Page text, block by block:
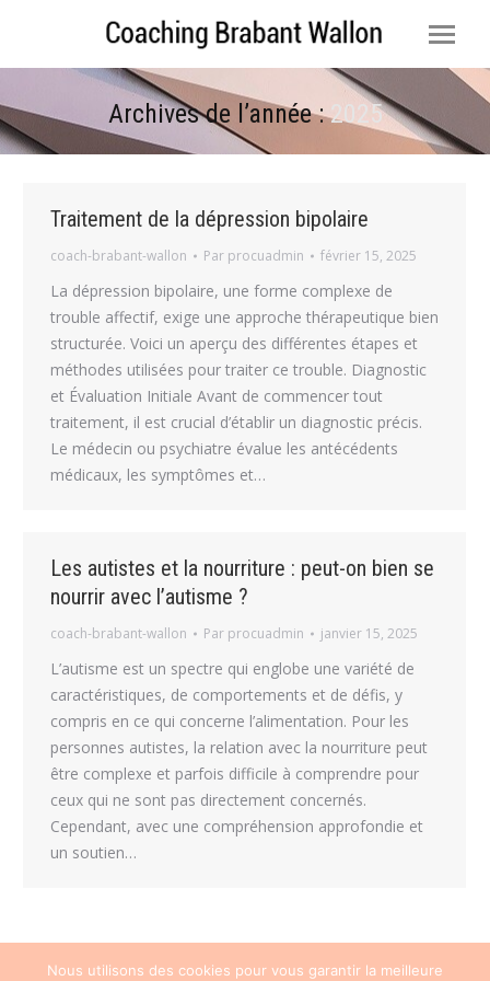
Archives de l’année :2025
Vous êtes ici :
Traitement de la dépression bipolaire
coach-brabant-wallon Par procuadmin février 15, 2025
La dépression bipolaire, une forme complexe de
trouble affectif, exige une approche thérapeutique bien
structurée. Voici un aperçu des différentes étapes et
méthodes utilisées pour traiter ce trouble. Diagnostic
et Évaluation Initiale Avant de commencer tout
traitement, il est crucial d’établir un diagnostic précis.
Le médecin ou psychiatre évalue les antécédents
médicaux, les symptômes et…
Les autistes et la nourriture : peut-on bien se
nourrir avec l’autisme ?
coach-brabant-wallon Par procuadmin janvier 15, 2025
L’autisme est un spectre qui englobe une variété de
caractéristiques, de comportements et de défis, y
compris en ce qui concerne l’alimentation. Pour les
personnes autistes, la relation avec la nourriture peut
être complexe et parfois difficile à comprendre pour
ceux qui ne sont pas directement concernés.
Cependant, avec une compréhension approfondie et
un soutien…
← 1 2
Nous utilisons des cookies pour vous garantir la meilleure